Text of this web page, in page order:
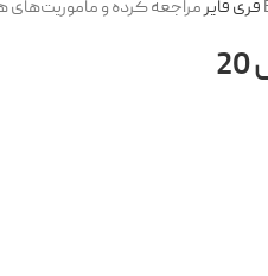
فری فایرمراجعه کرده و ماموریت‌های